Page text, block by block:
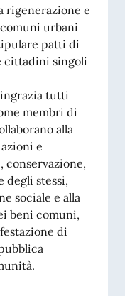
rigenerazione e
urbani
patti di
cittadini singoli
tutti
membri di
alla
e
degli stessi,
sociale e alla
beni comuni,
di